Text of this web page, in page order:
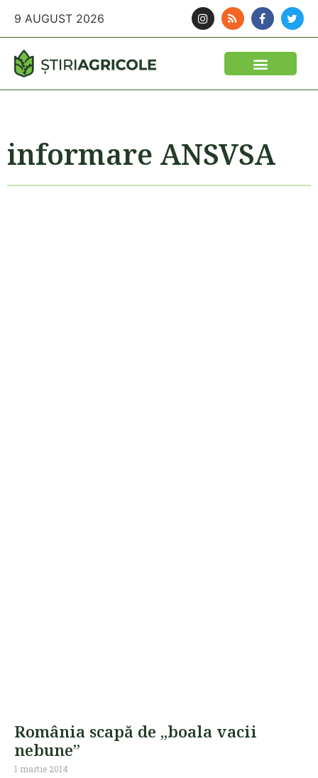
9 AUGUST 2026
informare ANSVSA
România scapă de „boala vacii
nebune”
1 martie 2014